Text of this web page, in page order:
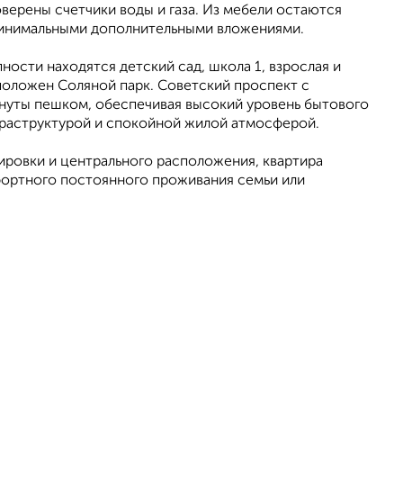
счетчики воды и газа. Из мебели остаются
дополнительными вложениями.
находятся детский сад, школа 1, взрослая и
Соляной парк. Советский проспект с
пешком, обеспечивая высокий уровень бытового
и спокойной жилой атмосферой.
и центрального расположения, квартира
постоянного проживания семьи или